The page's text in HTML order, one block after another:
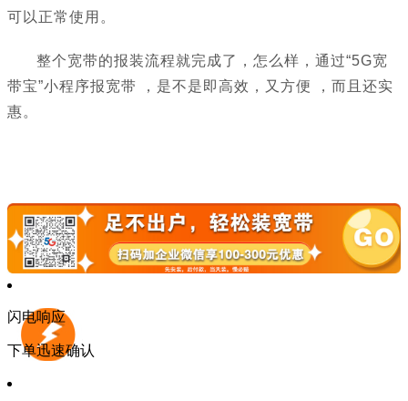
可以正常使用。
整个宽带的报装流程就完成了，怎么样，通过“5G宽
带宝”小程序报宽带 ，是不是即高效，又方便 ，而且还实
惠。
闪电响应
下单迅速确认